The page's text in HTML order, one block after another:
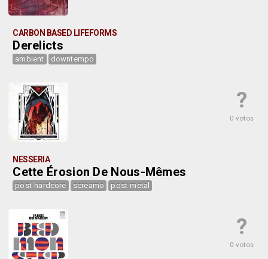
CARBON BASED LIFEFORMS
Derelicts
ambient downtempo
?
0 votos
NESSERIA
Cette Érosion De Nous-Mêmes
post-hardcore screamo post-metal
?
0 votos